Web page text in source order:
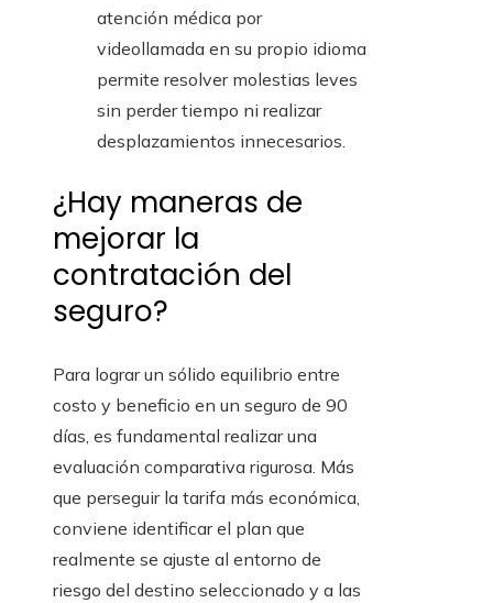
atención médica por
videollamada en su propio idioma
permite resolver molestias leves
sin perder tiempo ni realizar
desplazamientos innecesarios.
¿Hay maneras de
mejorar la
contratación del
seguro?
Para lograr un sólido equilibrio entre
costo y beneficio en un seguro de 90
días, es fundamental realizar una
evaluación comparativa rigurosa. Más
que perseguir la tarifa más económica,
conviene identificar el plan que
realmente se ajuste al entorno de
riesgo del destino seleccionado y a las